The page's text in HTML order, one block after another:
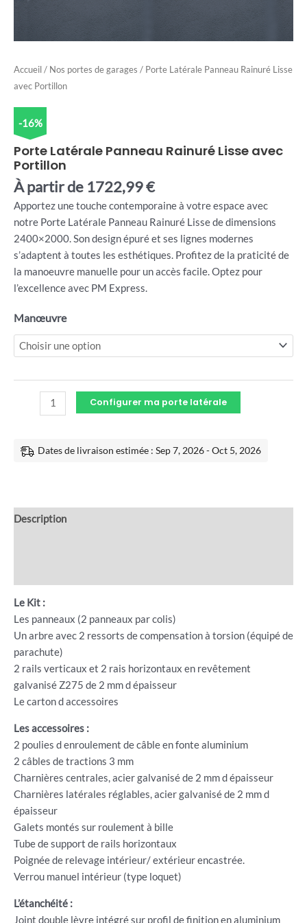
Accueil/ Nos portes de garages / Porte Latérale Panneau Rainuré Lisse
avec Portillon
-16%
Porte Latérale Panneau Rainuré Lisse avec
Portillon
À partir de 1722,99€
Apportez une touche contemporaine à votre espace avec
notre Porte Latérale Panneau Rainuré Lisse de dimensions
2400×2000. Son design épuré et ses lignes modernes
s’adaptent à toutes les esthétiques. Profitez de la praticité de
la manoeuvre manuelle pour un accès facile. Optez pour
l’excellence avec PM Express.
Manœuvre
Configurer ma porte latérale
Dates de livraison estimée : Sep 7, 2026 - Oct 5, 2026
Description
Le Kit :
Les panneaux (2 panneaux par colis)
Un arbre avec 2 ressorts de compensation à torsion (équipé de
parachute)
2 rails verticaux et 2 rais horizontaux en revêtement
galvanisé Z275 de 2 mm d épaisseur
Le carton d accessoires
Les accessoires :
2 poulies d enroulement de câble en fonte aluminium
2 câbles de tractions 3 mm
Charnières centrales, acier galvanisé de 2 mm d épaisseur
Charnières latérales réglables, acier galvanisé de 2 mm d
épaisseur
Galets montés sur roulement à bille
Tube de support de rails horizontaux
Poignée de relevage intérieur/ extérieur encastrée.
Verrou manuel intérieur (type loquet)
L’étanchéité :
Joint double lèvre intégré sur profil de finition en aluminium